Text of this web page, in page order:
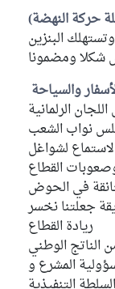
حركة النهضة)
البنزين
ومضمونا
والسياحة
الرلمانية
نواب الشعب
لشواغل
القطاع
خانقة في الحوض
جعلتنا نخسر
ريادة القطاع
7 بالمائة من الناتج الوطني
المشرع و